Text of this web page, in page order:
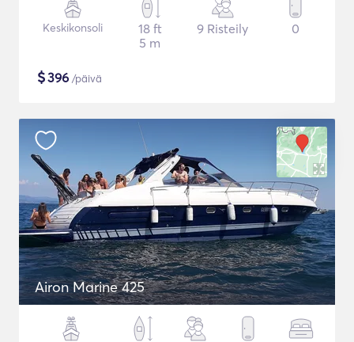
Keskikonsoli
18 ft
5 m
9 Risteily 0
$396 /päivä
Airon Marine 425